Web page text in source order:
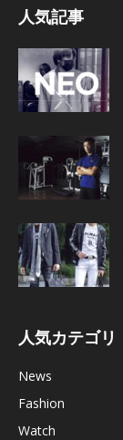
人気記事
人気カテゴリ
News
Fashion
Watch